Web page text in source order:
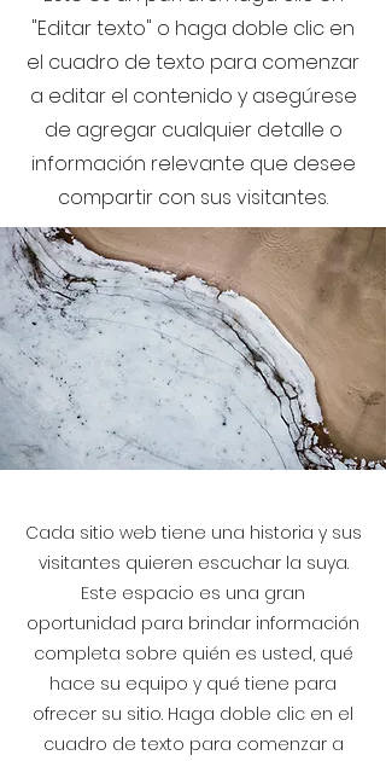
"Editar texto" o haga doble clic en
el cuadro de texto para comenzar
a editar el contenido y asegúrese
de agregar cualquier detalle o
información relevante que desee
compartir con sus visitantes.
Cada sitio web tiene una historia y sus
visitantes quieren escuchar la suya.
Este espacio es una gran
oportunidad para brindar información
completa sobre quién es usted, qué
hace su equipo y qué tiene para
ofrecer su sitio. Haga doble clic en el
cuadro de texto para comenzar a